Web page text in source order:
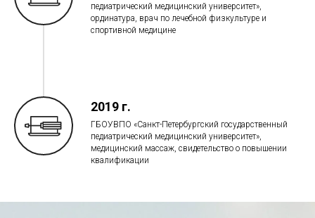
педиатрический медицинский университет»,
ординатура, врач по лечебной физкультуре и
спортивной медицине
2019 г.
ГБОУВПО «Санкт-Петербургский государственный
педиатрический медицинский университет»,
медицинский массаж, свидетельство о повышении
квалификации